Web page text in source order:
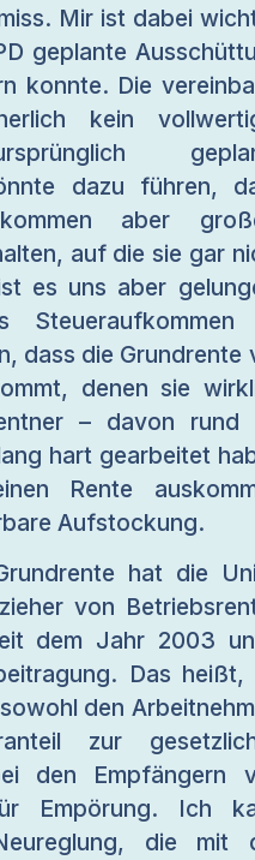
Mir ist dabei
geplante
konnte. Die
kein
dazu führen,
aber
auf die sie gar
es uns aber
dass die Grundrente
denen sie
– davon rund
hart gearbeitet
Rente
Aufstockung.
hat die
von
dem Jahr 2003
Das heißt,
den
zur
den Empfängern
Empörung. Ich
die mit